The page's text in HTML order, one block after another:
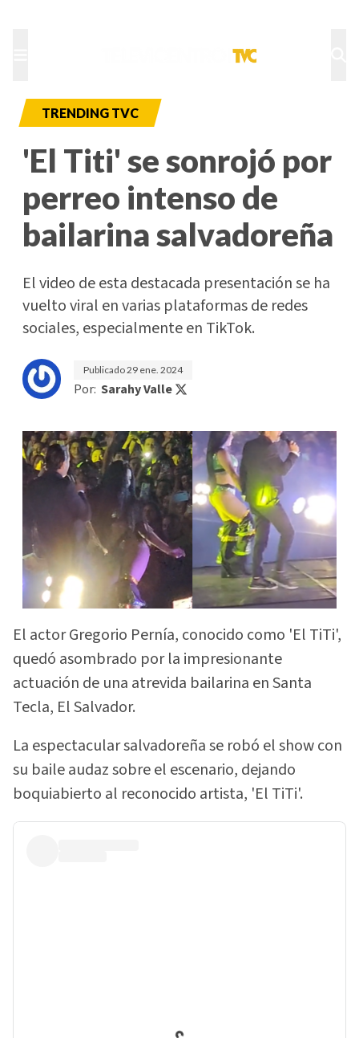
TRENDING TVC
'El Titi' se sonrojó por
perreo intenso de
bailarina salvadoreña
El video de esta destacada presentación se ha
vuelto viral en varias plataformas de redes
sociales, especialmente en TikTok.
Publicado29 ene. 2024
Por: Sarahy Valle
El actor Gregorio Pernía, conocido como 'El TiTi',
quedó asombrado por la impresionante
actuación de una atrevida bailarina en Santa
Tecla, El Salvador.
La espectacular salvadoreña se robó el show con
su baile audaz sobre el escenario, dejando
boquiabierto al reconocido artista, 'El TiTi'.